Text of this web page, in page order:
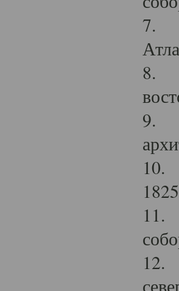
7.
8.
9.
10.
11.
12.